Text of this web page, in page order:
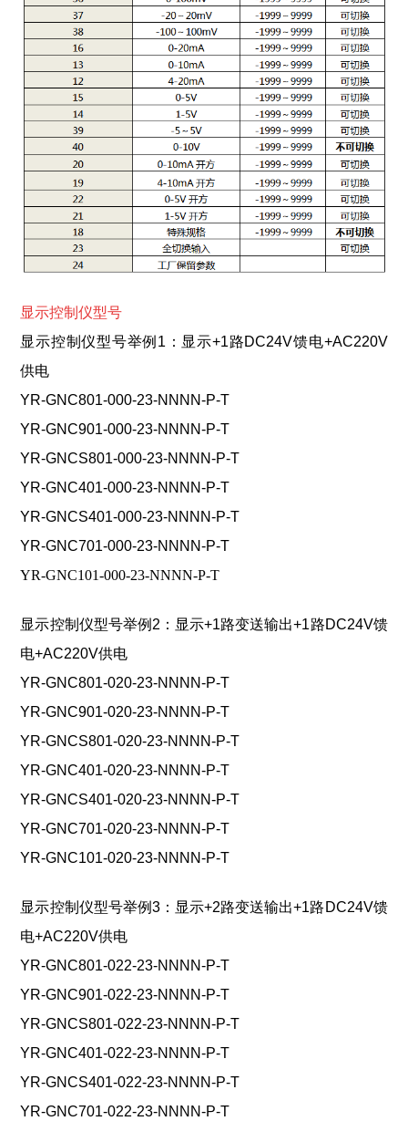
显示控制仪型号
显示控制仪型号举例1：显示+1路DC24V馈电+AC220V
供电
YR-GNC801-000-23-NNNN-P-T
YR-GNC901-000-23-NNNN-P-T
YR-GNCS801-000-23-NNNN-P-T
YR-GNC401-000-23-NNNN-P-T
YR-GNCS401-000-23-NNNN-P-T
YR-GNC701-000-23-NNNN-P-T
YR-GNC101-000-23-NNNN-P-T
显示控制仪型号举例2：显示+1路变送输出+1路DC24V馈
电+AC220V供电
YR-GNC801-020-23-NNNN-P-T
YR-GNC901-020-23-NNNN-P-T
YR-GNCS801-020-23-NNNN-P-T
YR-GNC401-020-23-NNNN-P-T
YR-GNCS401-020-23-NNNN-P-T
YR-GNC701-020-23-NNNN-P-T
YR-GNC101-020-23-NNNN-P-T
显示控制仪型号举例3：显示+2路变送输出+1路DC24V馈
电+AC220V供电
YR-GNC801-022-23-NNNN-P-T
YR-GNC901-022-23-NNNN-P-T
YR-GNCS801-022-23-NNNN-P-T
YR-GNC401-022-23-NNNN-P-T
YR-GNCS401-022-23-NNNN-P-T
YR-GNC701-022-23-NNNN-P-T